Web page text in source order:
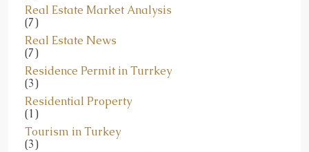
Real Estate Market Analysis
(7)
Real Estate News
(7)
Residence Permit in Turrkey
(3)
Residential Property
(1)
Tourism in Turkey
(3)